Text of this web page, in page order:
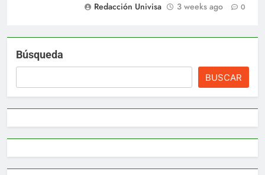
Redacción Univisa
3 weeks ago 0
Búsqueda
BUSCAR